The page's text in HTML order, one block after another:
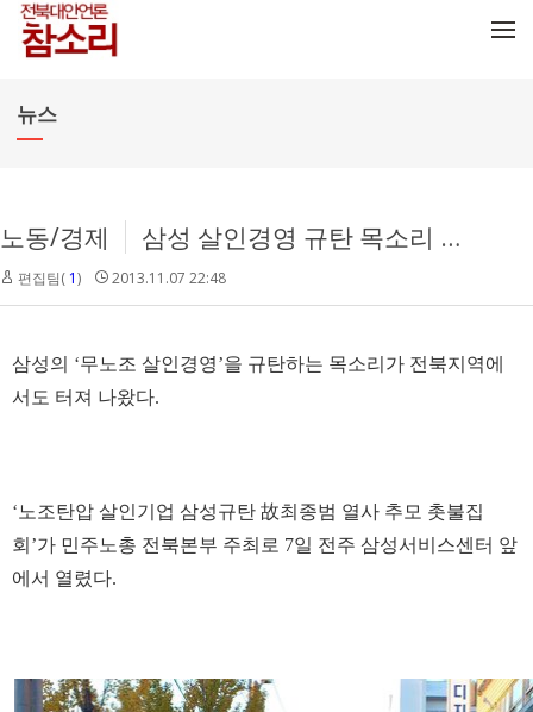
뉴스
노동/경제 삼성 살인경영 규탄 목소리 전북에서도 이어져
편집팀( 1) 2013.11.07 22:48
삼성의 ‘무노조 살인경영’을 규탄하는 목소리가 전북지역에
서도 터져 나왔다.
‘노조탄압 살인기업 삼성규탄 故최종범 열사 추모 촛불집
회’가 민주노총 전북본부 주최로 7일 전주 삼성서비스센터 앞
에서 열렸다.